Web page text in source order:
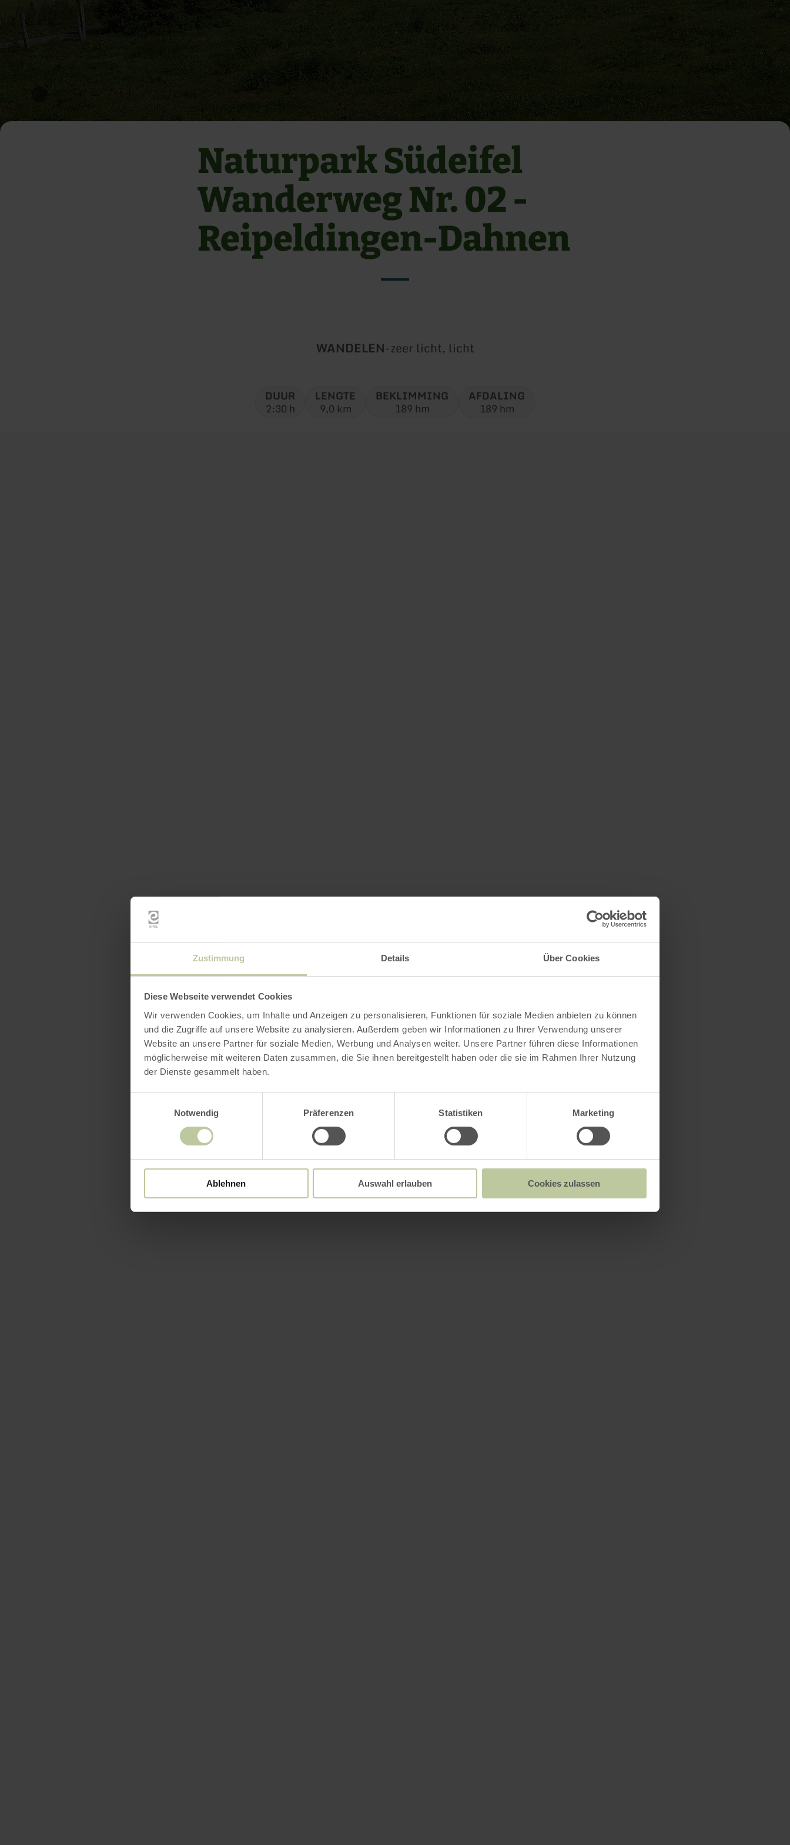
Zustimmung Details Über Cookies
Diese Webseite verwendet Cookies
Wir verwenden Cookies, um Inhalte und Anzeigen zu personalisieren, Funktionen für soziale Medien anbieten zu können
und die Zugriffe auf unsere Website zu analysieren. Außerdem geben wir Informationen zu Ihrer Verwendung unserer
Website an unsere Partner für soziale Medien, Werbung und Analysen weiter. Unsere Partner führen diese Informationen
möglicherweise mit weiteren Daten zusammen, die Sie ihnen bereitgestellt haben oder die sie im Rahmen Ihrer Nutzung
der Dienste gesammelt haben.
Notwendig
Präferenzen Statistiken Marketing
Ablehnen Auswahl erlauben Cookies zulassen
Naturpark Südeifel
Wanderweg Nr. 02 -
Reipeldingen-Dahnen
Soort
WANDELEN-Moeilijkheidsgraad:
zeer licht, licht
DUUR
2:30 h
LENGTE
9,0 km
BEKLIMMING
189 hm
AFDALING
189 hm